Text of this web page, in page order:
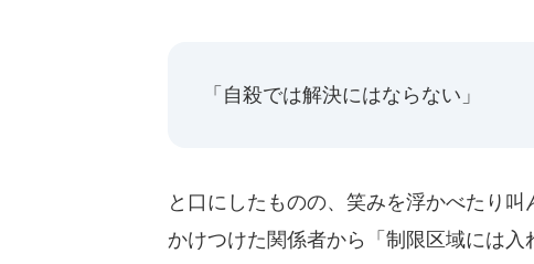
「自殺では解決にはならない」
と口にしたものの、笑みを浮かべたり叫
かけつけた関係者から「制限区域には